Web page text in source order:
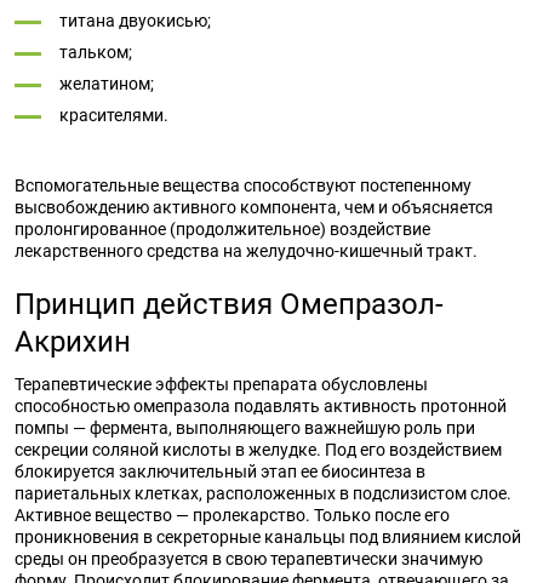
титана двуокисью;
тальком;
желатином;
красителями.
Вспомогательные вещества способствуют постепенному
высвобождению активного компонента, чем и объясняется
пролонгированное (продолжительное) воздействие
лекарственного средства на желудочно-кишечный тракт.
Принцип действия Омепразол-
Акрихин
Терапевтические эффекты препарата обусловлены
способностью омепразола подавлять активность протонной
помпы — фермента, выполняющего важнейшую роль при
секреции соляной кислоты в желудке. Под его воздействием
блокируется заключительный этап ее биосинтеза в
париетальных клетках, расположенных в подслизистом слое.
Активное вещество — пролекарство. Только после его
проникновения в секреторные канальцы под влиянием кислой
среды он преобразуется в свою терапевтически значимую